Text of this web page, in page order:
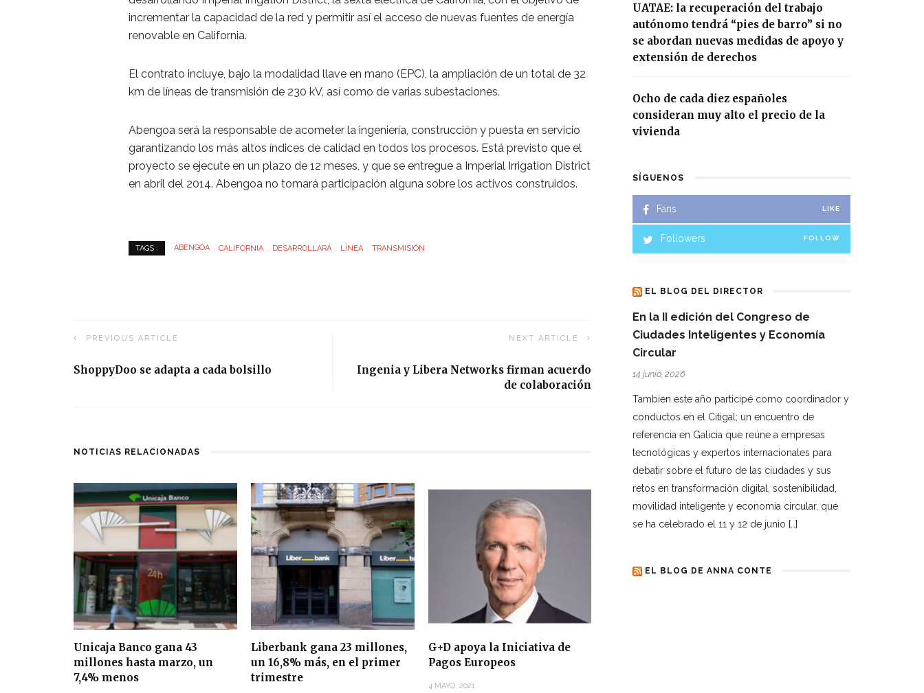
incrementar la capacidad de la red y permitir así el acceso de nuevas fuentes de energía
renovable en California.
El contrato incluye, bajo la modalidad llave en mano (EPC), la ampliación de un total de 32
km de líneas de transmisión de 230 kV, así como de varias subestaciones.
Abengoa será la responsable de acometer la ingeniería, construcción y puesta en servicio
garantizando los más altos índices de calidad en todos los procesos. Está previsto que el
proyecto se ejecute en un plazo de 12 meses, y que se entregue a Imperial Irrigation District
en abril del 2014. Abengoa no tomará participación alguna sobre los activos construidos.
TAGS : ABENGOA CALIFORNIA DESARROLLARÁ LÍNEA TRANSMISIÓN
PREVIOUS ARTICLE
ShoppyDoo se adapta a cada bolsillo
NEXT ARTICLE
Ingenia y Libera Networks firman acuerdo
de colaboración
NOTICIAS RELACIONADAS
Unicaja Banco gana 43
millones hasta marzo, un
7,4% menos
Liberbank gana 23 millones,
un 16,8% más, en el primer
trimestre
G+D apoya la Iniciativa de
Pagos Europeos
4 MAYO, 2021
UATAE: la recuperación del trabajo
autónomo tendrá “pies de barro” si no
se abordan nuevas medidas de apoyo y
extensión de derechos
Ocho de cada diez españoles
consideran muy alto el precio de la
vivienda
SÍGUENOS
Fans LIKE
Followers FOLLOW
EL BLOG DEL DIRECTOR
En la II edición del Congreso de
Ciudades Inteligentes y Economía
Circular
14 junio, 2026
Tambien este año participé como coordinador y
conductos en el Citigal; un encuentro de
referencia en Galicia que reúne a empresas
tecnológicas y expertos internacionales para
debatir sobre el futuro de las ciudades y sus
retos en transformación digital, sostenibilidad,
movilidad inteligente y economía circular, que
se ha celebrado el 11 y 12 de junio […]
EL BLOG DE ANNA CONTE